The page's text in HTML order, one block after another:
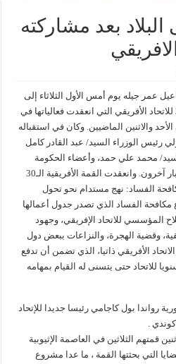
البلاد بعد مشاركته
عمر جيله يوم أمس الأول الثلاثاء إلى
البلاد بعد مشاركته في القمة الـ30 للاتحاد الأفريقي التي انعقدت فعالياتها في
الأحد والاثنين الماضيين. وكان في استقباله
رئيس الوزراء السيد/ عبد القادر كامل
محمد علي حمد، وأعضاء الحكومة
ومسؤولون عسكريون ومدنيون كبار آخرون. وانعقدت القمة الأفريقية الـ30
الفساد: نهج مستدام نحو تحول
الفساد الذي تصدر جدول أعمالها
المؤسسي للاتحاد الإفريقي، وجهود
وقضية الهجرة، والنزاعات ببعض دول
الأفريقي ذاتيا، الذي تضمن أن تدفع
سنويا للاتحاد حتى يتسنى له القيام بمهامه
رواندا بول كاجامي رئيسا جديدا للإتحاد
كوندي .
قمتهم الثلاثين في العاصمة الإثيوبية
التي بحثتها القمة ، ما عدا مشروع